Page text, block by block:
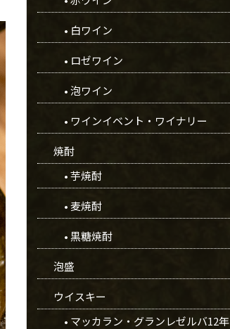
• 白ワイン
• ロゼワイン
• 泡ワイン
• ワインイベント・ワイナリー
焼酎
• 芋焼酎
• 麦焼酎
• 黒糖焼酎
泡盛
ウイスキー
• マッカラン・グランレゼルバ12年